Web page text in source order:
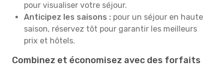
pour visualiser votre séjour.
Anticipez les saisons : pour un séjour en haute
saison, réservez tôt pour garantir les meilleurs
prix et hôtels.
Combinez et économisez avec des forfaits